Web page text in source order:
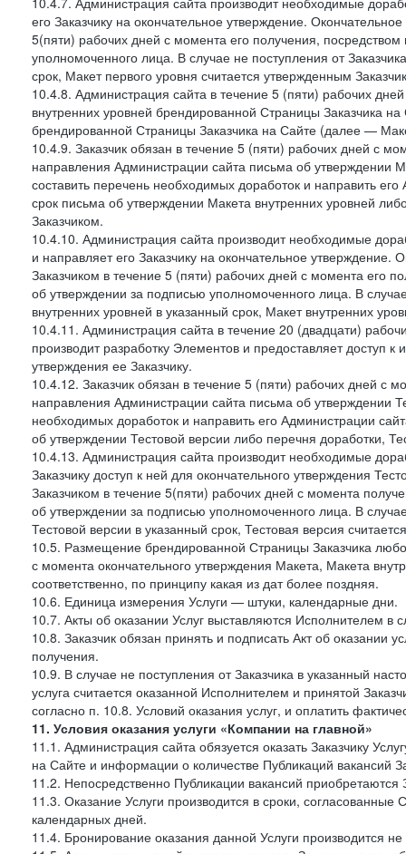
его Заказчику на окончательное утверждение.
5(пяти) рабочих дней с момента его получения,
уполномоченного лица. В случае не поступления от
срок, Макет первого уровня считается утвержденным
10.4.8. Администрация сайта в течение 5 (пяти) рабочих
внутренних уровней брендированной Страницы Заказчика
брендированной Страницы Заказчика на Сайте (далее —
10.4.9. Заказчик обязан в течение 5 (пяти) рабочих дней с
направления Администрации сайта письма об утверждении
составить перечень необходимых доработок и направить
срок письма об утверждении Макета внутренних уровней
Заказчиком.
10.4.10. Администрация сайта производит необходимые
и направляет его Заказчику на окончательное
Заказчиком в течение 5 (пяти) рабочих дней с момента его
об утверждении за подписью уполномоченного лица. В
внутренних уровней в указанный срок, Макет внутренних
10.4.11. Администрация сайта в течение 20 (двадцати)
производит разработку Элементов и предоставляет доступ
утверждения ее Заказчику.
10.4.12. Заказчик обязан в течение 5 (пяти) рабочих дней с
направления Администрации сайта письма об утверждении
необходимых доработок и направить его Администрации
об утверждении Тестовой версии либо перечня доработки,
10.4.13. Администрация сайта производит необходимые
Заказчику доступ к ней для окончательного утверждения
Заказчиком в течение 5(пяти) рабочих дней с момента
об утверждении за подписью уполномоченного лица. В
Тестовой версии в указанный срок, Тестовая версия
10.5. Размещение брендированной Страницы Заказчика
с момента окончательного утверждения Макета, Макета
соответственно, по принципу какая из дат более поздняя.
10.6. Единица измерения Услуги — штуки, календарные дни.
10.7. Акты об оказании Услуг выставляются Исполнителем в
10.8. Заказчик обязан принять и подписать Акт об оказании
получения.
10.9. В случае не поступления от Заказчика в указанный
услуга считается оказанной Исполнителем и принятой
согласно п. 10.8. Условий оказания услуг, и оплатить
11. Условия оказания услуги «Компании на главной»
11.1. Администрация сайта обязуется оказать Заказчику
на Сайте и информации о количестве Публикаций вакансий
11.2. Непосредственно Публикации вакансий приобретаются
11.3. Оказание Услуги производится в сроки,
календарных дней.
11.4. Бронирование оказания данной Услуги производится